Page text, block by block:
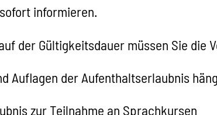
informieren.
der Gültigkeitsdauer müssen Sie
Auflagen der Aufenthaltserlaubnis
zur Teilnahme an Sprachkursen